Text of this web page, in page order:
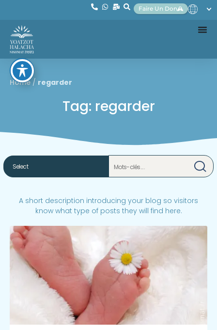
Faire Un Don
Home/ regarder
Tag: regarder
A short description introducing your blog so visitors
know what type of posts they will find here.